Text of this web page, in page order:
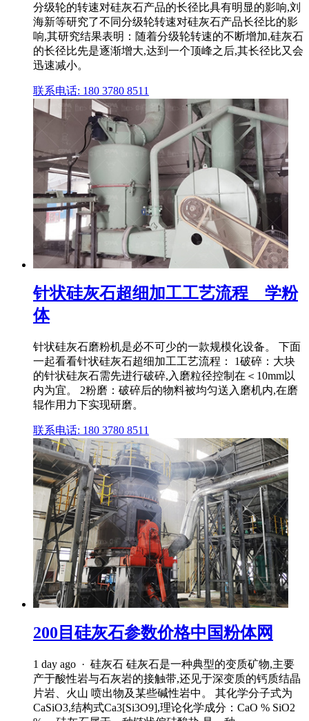
分级轮的转速对硅灰石产品的长径比具有明显的影响,刘
海新等研究了不同分级轮转速对硅灰石产品长径比的影
响,其研究结果表明：随着分级轮转速的不断增加,硅灰石
的长径比先是逐渐增大,达到一个顶峰之后,其长径比又会
迅速减小。
联系电话: 180 3780 8511
针状硅灰石超细加工工艺流程 _ 学粉
体
针状硅灰石磨粉机是必不可少的一款规模化设备。 下面
一起看看针状硅灰石超细加工工艺流程： 1破碎：大块
的针状硅灰石需先进行破碎,入磨粒径控制在＜10mm以
内为宜。 2粉磨：破碎后的物料被均匀送入磨机内,在磨
辊作用力下实现研磨。
联系电话: 180 3780 8511
200目硅灰石参数价格中国粉体网
1 day ago · 硅灰石 硅灰石是一种典型的变质矿物,主要
产于酸性岩与石灰岩的接触带,还见于深变质的钙质结晶
片岩、火山 喷出物及某些碱性岩中。 其化学分子式为
CaSiO3,结构式Ca3[Si3O9],理论化学成分：CaO % SiO2